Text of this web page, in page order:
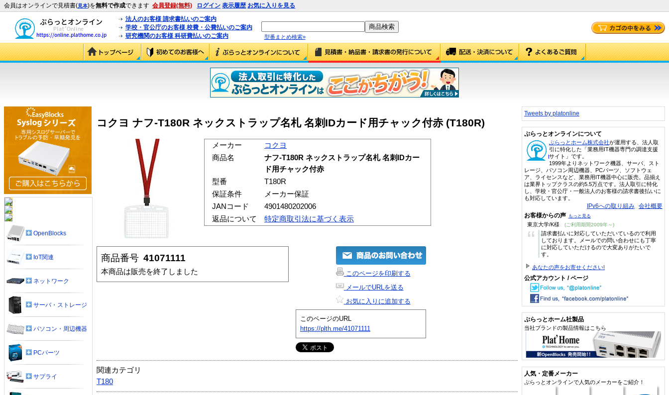
会員はオンラインで見積書(見本)を無料で作成できます 会員登録(無料) ログイン 表示履歴 お気に入りを見る
法人のお客様 請求書払いのご案内
学校・官公庁のお客様 校費・公費払いのご案内
研究機関のお客様 科研費払いのご案内
型番まとめ検索»
コクヨ ナフ-T180R ネックストラップ名札 名刺IDカード用チャック付赤 (T180R)
メーカー
コクヨ
商品名
ナフ-T180R ネックストラップ名札 名刺IDカー
ド用チャック付赤
型番
T180R
保証条件
メーカー保証
JANコード
4901480202006
返品について
特定商取引法に基づく表示
商品番号 41071111
本商品は販売を終了しました
このページを印刷する
メールでURLを送る
お気に入りに追加する
このページのURL
https://plth.me/41071111
関連カテゴリ
T180
OpenBlocks
IoT関連
ネットワーク
サーバ・ストレージ
パソコン・周辺機器
PCパーツ
サプライ
Tweets by platonline
ぷらっとオンラインについて
ぷらっとホーム株式会社が運用する、法人取
引に特化した「業務用IT機器専門の調達支援
サイト」です。
1999年よりネットワーク機器、サーバ、スト
レージ、パソコン周辺機器、PCパーツ、ソフトウェ
ア、ライセンスなど、業務用IT機器中心に販売。品揃え
は業界トップクラスの約5.5万点です。法人取引に特化
し、学校・官公庁・一般法人のお客様の請求書後払いに
も対応しています。
IPv6への取り組み 会社概要
お客様からの声 もっと見る
東京大学/K様 (ご利用期間2009年～)
“
請求書払いに対応していただいているので利用
しております。メールでの問い合わせにも丁寧
に対応していただけるので大変ありがたいで
す。
あなたの声をお寄せください!
公式アカウント / ページ
ぷらっとホーム社製品
当社ブランドの製品情報はこちら
人気・定番メーカー
ぷらっとオンラインで人気のメーカーをご紹介！